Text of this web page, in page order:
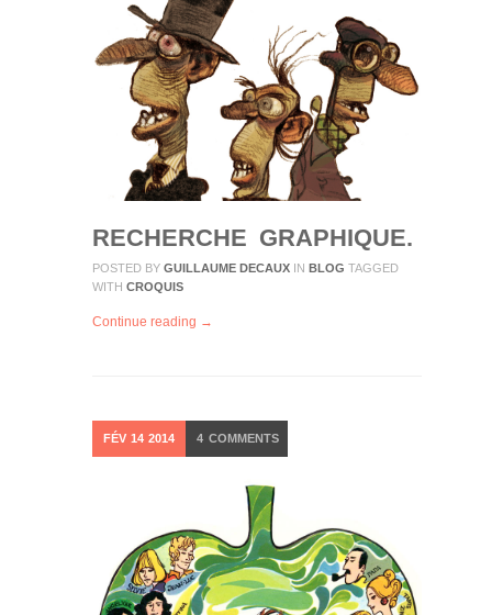
RECHERCHE GRAPHIQUE.
POSTED BY GUILLAUME DECAUX IN BLOG TAGGED
WITH CROQUIS
Continue reading →
FÉV 14 2014 4 COMMENTS